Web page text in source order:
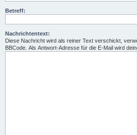
Betreff:
Nachrichtentext:
Diese Nachricht wird als reiner Text verschickt,
BBCode. Als Antwort-Adresse für die E-Mail wird